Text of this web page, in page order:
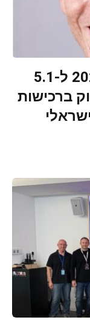
מ-361 מיליון דולר ב-2020 ל-5.1
ב-2025- זינוק ברכישות